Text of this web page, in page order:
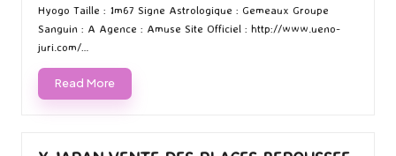
Hyogo Taille : 1m67 Signe Astrologique : Gemeaux Groupe
Sanguin : A Agence : Amuse Site Officiel : http://www.ueno-
juri.com/…
Read More